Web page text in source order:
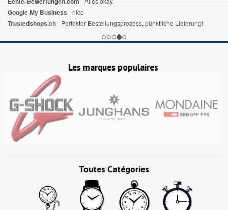
Google My Business nice
Trustedshops.ch Perfekter Bestellungsprozess, pünktliche Lieferung!
Les marques populaires
Toutes Catégories